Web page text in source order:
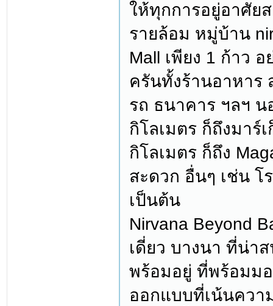
ให้ทุกการอยู่อาศัย
รายล้อม หมู่บ้าน
Mall เพียง 1 ก้าว
ครันทั้งร้านอาหาร
รถ ธนาคาร ฯลฯ น
กิโลเมตร ก็ถึงมาร์
กิโลเมตร ก็ถึง
สะดวก อื่นๆ เช่น โ
เป็นต้น
Nirvana Beyond
เดี่ยว บางนา ที่น่าส
พร้อมอยู่ ที่พร้อมม
ออกแบบที่เน้นควา